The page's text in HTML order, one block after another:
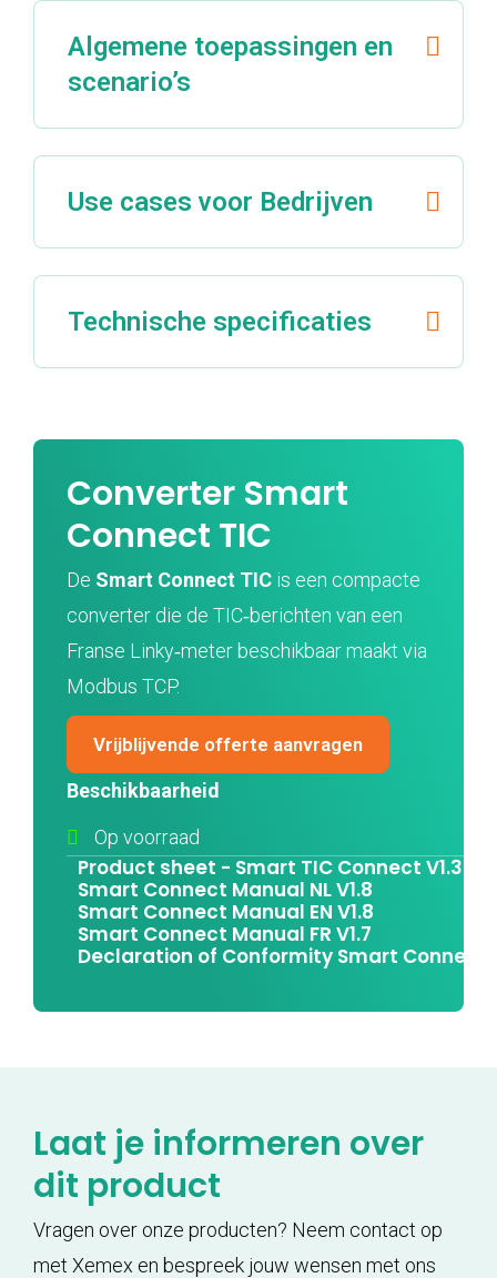
Algemene toepassingen en
scenario’s
Use cases voor Bedrijven
Technische specificaties
Converter Smart
Connect TIC
De Smart Connect TIC is een compacte
converter die de TIC‑berichten van een
Franse Linky‑meter beschikbaar maakt via
Modbus TCP.
Vrijblijvende offerte aanvragen
Beschikbaarheid
Op voorraad
Product sheet - Smart TIC Connect V1.3
Smart Connect Manual NL V1.8
Smart Connect Manual EN V1.8
Smart Connect Manual FR V1.7
Declaration of Conformity Smart Connect
Laat je informeren over
dit product
Vragen over onze producten? Neem contact op
met Xemex en bespreek jouw wensen met ons